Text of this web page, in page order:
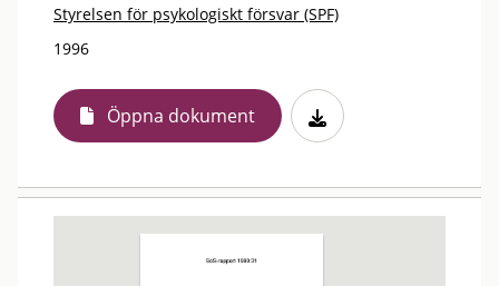
Styrelsen för psykologiskt försvar (SPF)
1996
Öppna dokument